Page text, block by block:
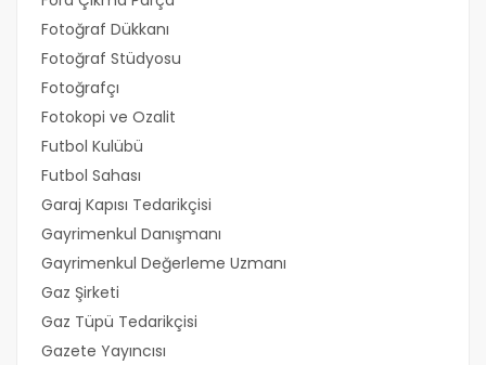
Fotoğraf Dükkanı
Fotoğraf Stüdyosu
Fotoğrafçı
Fotokopi ve Ozalit
Futbol Kulübü
Futbol Sahası
Garaj Kapısı Tedarikçisi
Gayrimenkul Danışmanı
Gayrimenkul Değerleme Uzmanı
Gaz Şirketi
Gaz Tüpü Tedarikçisi
Gazete Yayıncısı